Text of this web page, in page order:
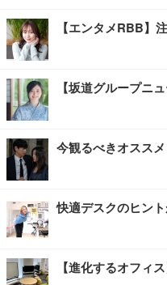
【エンタメRBB】
【坂道グループニ
今観るべきオススメ
快適デスクのヒン
【進化するオフィス